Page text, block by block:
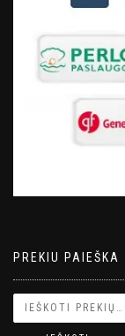
PREKIU PAIEŠKA